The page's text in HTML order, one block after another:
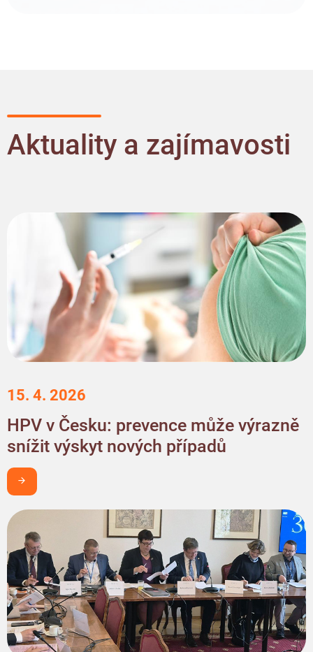
Aktuality a zajímavosti
15. 4. 2026
HPV v Česku: prevence může výrazně
snížit výskyt nových případů